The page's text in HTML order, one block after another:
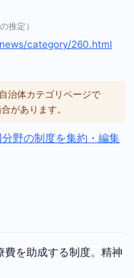
推定）
category/260.html
治体カテゴリページで
があります。
野の制度を集約・編集
を助成する制度。精神